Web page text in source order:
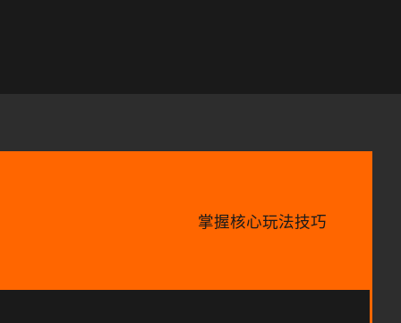
掌握核心玩法技巧